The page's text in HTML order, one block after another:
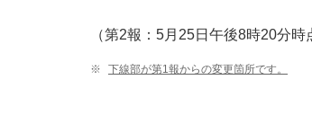
（第2報：5月25日午後8時20分時
※ 下線部が第1報からの変更箇所です。